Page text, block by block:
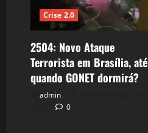
Crise 2.0
2504: Novo Ataque
Terrorista em Brasília, até
quando GONET dormirá?
admin
0